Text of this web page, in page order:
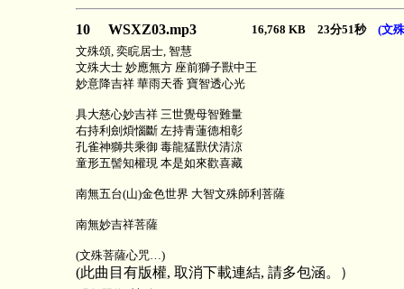
10 WSXZ03.mp3 16,768 KB 23分51秒 (文
文殊頌, 奕睆居士, 智慧
文殊大士 妙應無方 座前獅子獸中王
妙意降吉祥 華雨天香 寶智透心光
具大慈心妙吉祥 三世覺母智難量
右持利劍煩惱斷 左持青蓮德相彰
孔雀神獅共乘御 毒龍猛獸伏清涼
童形五髻知權現 本是如來歡喜藏
南無五台(山)金色世界 大智文殊師利菩薩
南無妙吉祥菩薩
(文殊菩薩心咒…)
(此曲目有版權, 取消下載連結, 請多包涵。）